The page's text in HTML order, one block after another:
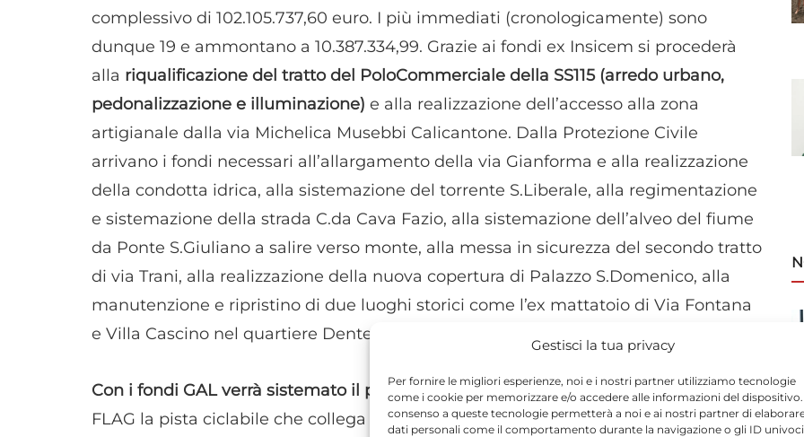
Gestisci la tua privacy
Per fornire le migliori esperienze, noi e i nostri partner utilizziamo tecnologie
come i cookie per memorizzare e/o accedere alle informazioni del
consenso a queste tecnologie permetterà a noi e ai nostri partner di
dati personali come il comportamento durante la navigazione o gli ID univoci
complessivo di 102.105.737,60 euro. I più immediati (cronologicamente) sono
dunque 19 e ammontano a 10.387.334,99. Grazie ai fondi ex Insicem si procederà
alla riqualificazione del tratto del PoloCommerciale della SS115 (arredo urbano,
pedonalizzazione e illuminazione) e alla realizzazione dell’accesso alla zona
artigianale dalla via Michelica Musebbi Calicantone. Dalla Protezione Civile
arrivano i fondi necessari all’allargamento della via Gianforma e alla realizzazione
della condotta idrica, alla sistemazione del torrente S.Liberale, alla regimentazione
e sistemazione della strada C.da Cava Fazio, alla sistemazione dell’alveo del fiume
da Ponte S.Giuliano a salire verso monte, alla messa in sicurezza del secondo tratto
di via Trani, alla realizzazione della nuova copertura di Palazzo S.Domenico, alla
manutenzione e ripristino di due luoghi storici come l’ex mattatoio di Via Fontana
e Villa Cascino nel quartiere Dente.
Con i fondi GAL verrà sistemato il parcheggio nel piazzale Falcone Borsellino.Dal
FLAG la pista ciclabile che collega Marina di Modica a Maganuco. Con i fondi